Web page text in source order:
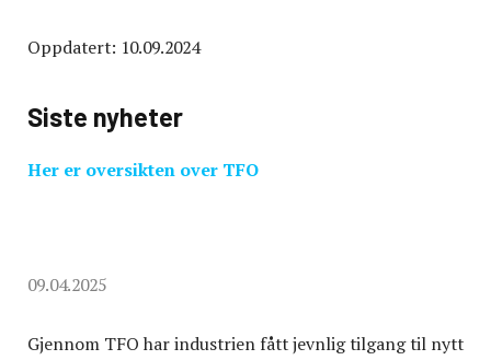
Oppdatert: 10.09.2024
Siste nyheter
Her er oversikten over TFO
09.04.2025
Gjennom TFO har industrien fått jevnlig tilgang til nytt